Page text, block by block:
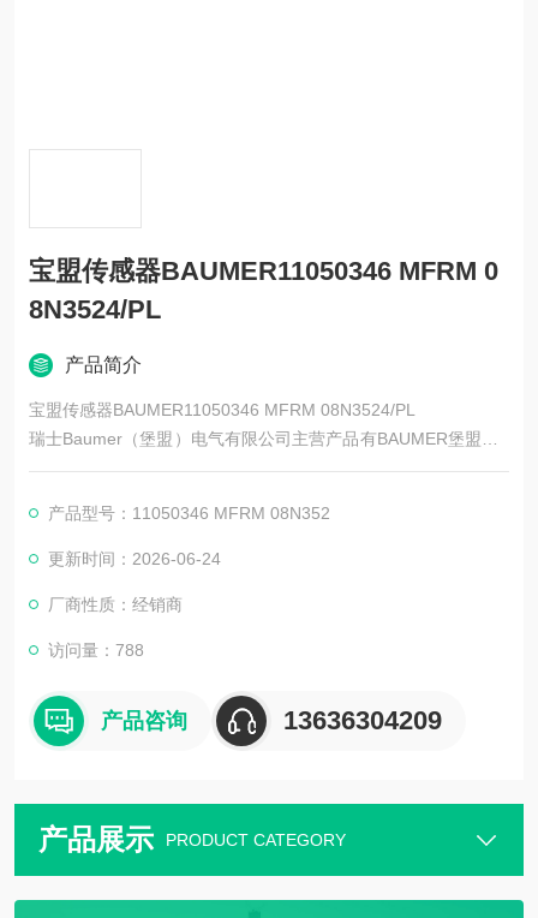
宝盟传感器BAUMER11050346 MFRM 0
8N3524/PL
产品简介
宝盟传感器BAUMER11050346 MFRM 08N3524/PL
瑞士Baumer（堡盟）电气有限公司主营产品有BAUMER堡盟、B
AUMER编码器、BAUMER传感器、BAUMER控制器、BAUMER
ER光电开关、BAUMER限位开关、宝盟传感器
产品型号：11050346 MFRM 08N352
更新时间：2026-06-24
厂商性质：经销商
访问量：788
产品咨询 13636304209
产品展示 PRODUCT CATEGORY